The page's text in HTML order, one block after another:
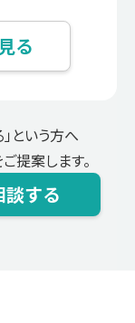
る
という方へ
提案します。
する